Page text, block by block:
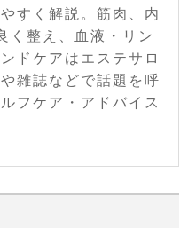
すく解説。筋肉、内
く整え、血液・リン
ドケアはエステサロ
雑誌などで話題を呼
フケア・アドバイス